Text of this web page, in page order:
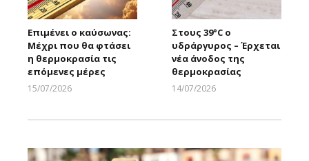
Επιμένει ο καύσωνας:
Μέχρι που θα φτάσει
η θερμοκρασία τις
επόμενες μέρες
15/07/2026
Στους 39°C ο
υδράργυρος – Έρχεται
νέα άνοδος της
θερμοκρασίας
14/07/2026